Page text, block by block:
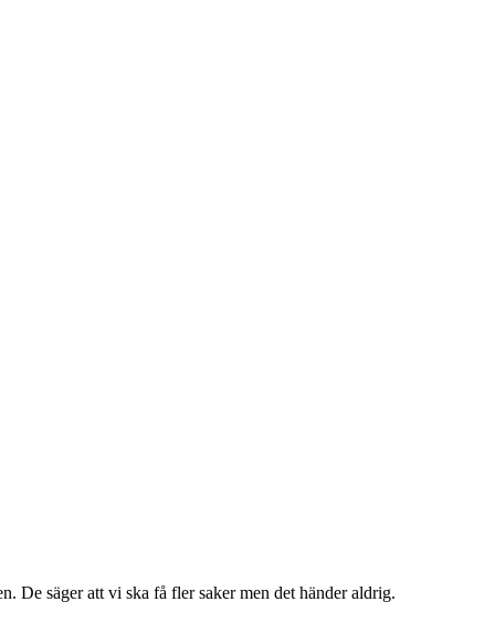
De säger att vi ska få fler saker men det händer aldrig.